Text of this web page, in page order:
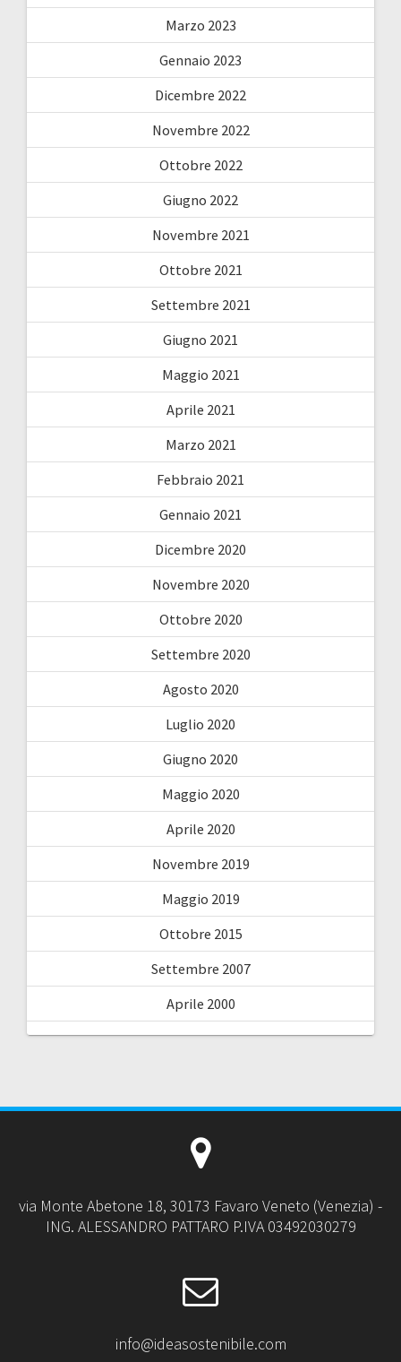
Marzo 2023
Gennaio 2023
Dicembre 2022
Novembre 2022
Ottobre 2022
Giugno 2022
Novembre 2021
Ottobre 2021
Settembre 2021
Giugno 2021
Maggio 2021
Aprile 2021
Marzo 2021
Febbraio 2021
Gennaio 2021
Dicembre 2020
Novembre 2020
Ottobre 2020
Settembre 2020
Agosto 2020
Luglio 2020
Giugno 2020
Maggio 2020
Aprile 2020
Novembre 2019
Maggio 2019
Ottobre 2015
Settembre 2007
Aprile 2000
via Monte Abetone 18, 30173 Favaro Veneto (Venezia) -
ING. ALESSANDRO PATTARO P.IVA 03492030279
info@ideasostenibile.com